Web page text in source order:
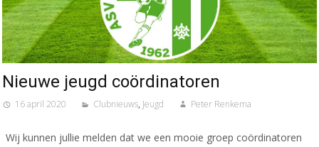
Nieuwe jeugd coördinatoren
16 april 2020 Clubnieuws, Jeugd Peter Renkema
Wij kunnen jullie melden dat we een mooie groep coördinatoren